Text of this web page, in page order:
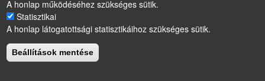
A honlap működéséhez szükséges sütik.
Statisztikai
A honlap látogatottsági statisztikáihoz szükséges sütik.
Beállítások mentése